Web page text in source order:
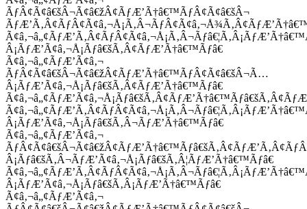
ÃƒÂ¢Ã¢â€šÂ¬Ã¢â€žÂ¢ÃƒÆ’Ã†â€™ÃƒÂ¢Ã¢â€šÂ¬
Â¡ÃƒÆ’Ã¢â‚¬Å¡Ãƒâ€šÃ‚Â¢ÃƒÆ’Ã†â€™Ãƒâ€
Ã¢â‚¬â„¢ÃƒÆ’Ã¢â‚¬
ÃƒÂ¢Ã¢â€šÂ¬Ã¢â€žÂ¢ÃƒÆ’Ã†â€™ÃƒÂ¢Ã¢â€šÂ¬Ã…
Â¡ÃƒÆ’Ã¢â‚¬Å¡Ãƒâ€šÃ‚Â¢ÃƒÆ’Ã†â€™Ãƒâ€
Â¡ÃƒÆ’Ã¢â‚¬Å¡Ãƒâ€šÃ‚Â¬ÃƒÆ’Ã†â€™Ãƒâ€
Ã¢â‚¬â„¢ÃƒÆ’Ã¢â‚¬
Â¡Ãƒâ€šÃ‚Â¬ÃƒÆ’Ã¢â‚¬Å¡Ãƒâ€šÃ‚Â¦ÃƒÆ’Ã†â€™Ãƒâ€
Â¡ÃƒÆ’Ã¢â‚¬Å¡Ãƒâ€šÃ‚Â¡ÃƒÆ’Ã†â€™Ãƒâ€
Ã¢â‚¬â„¢ÃƒÆ’Ã¢â‚¬